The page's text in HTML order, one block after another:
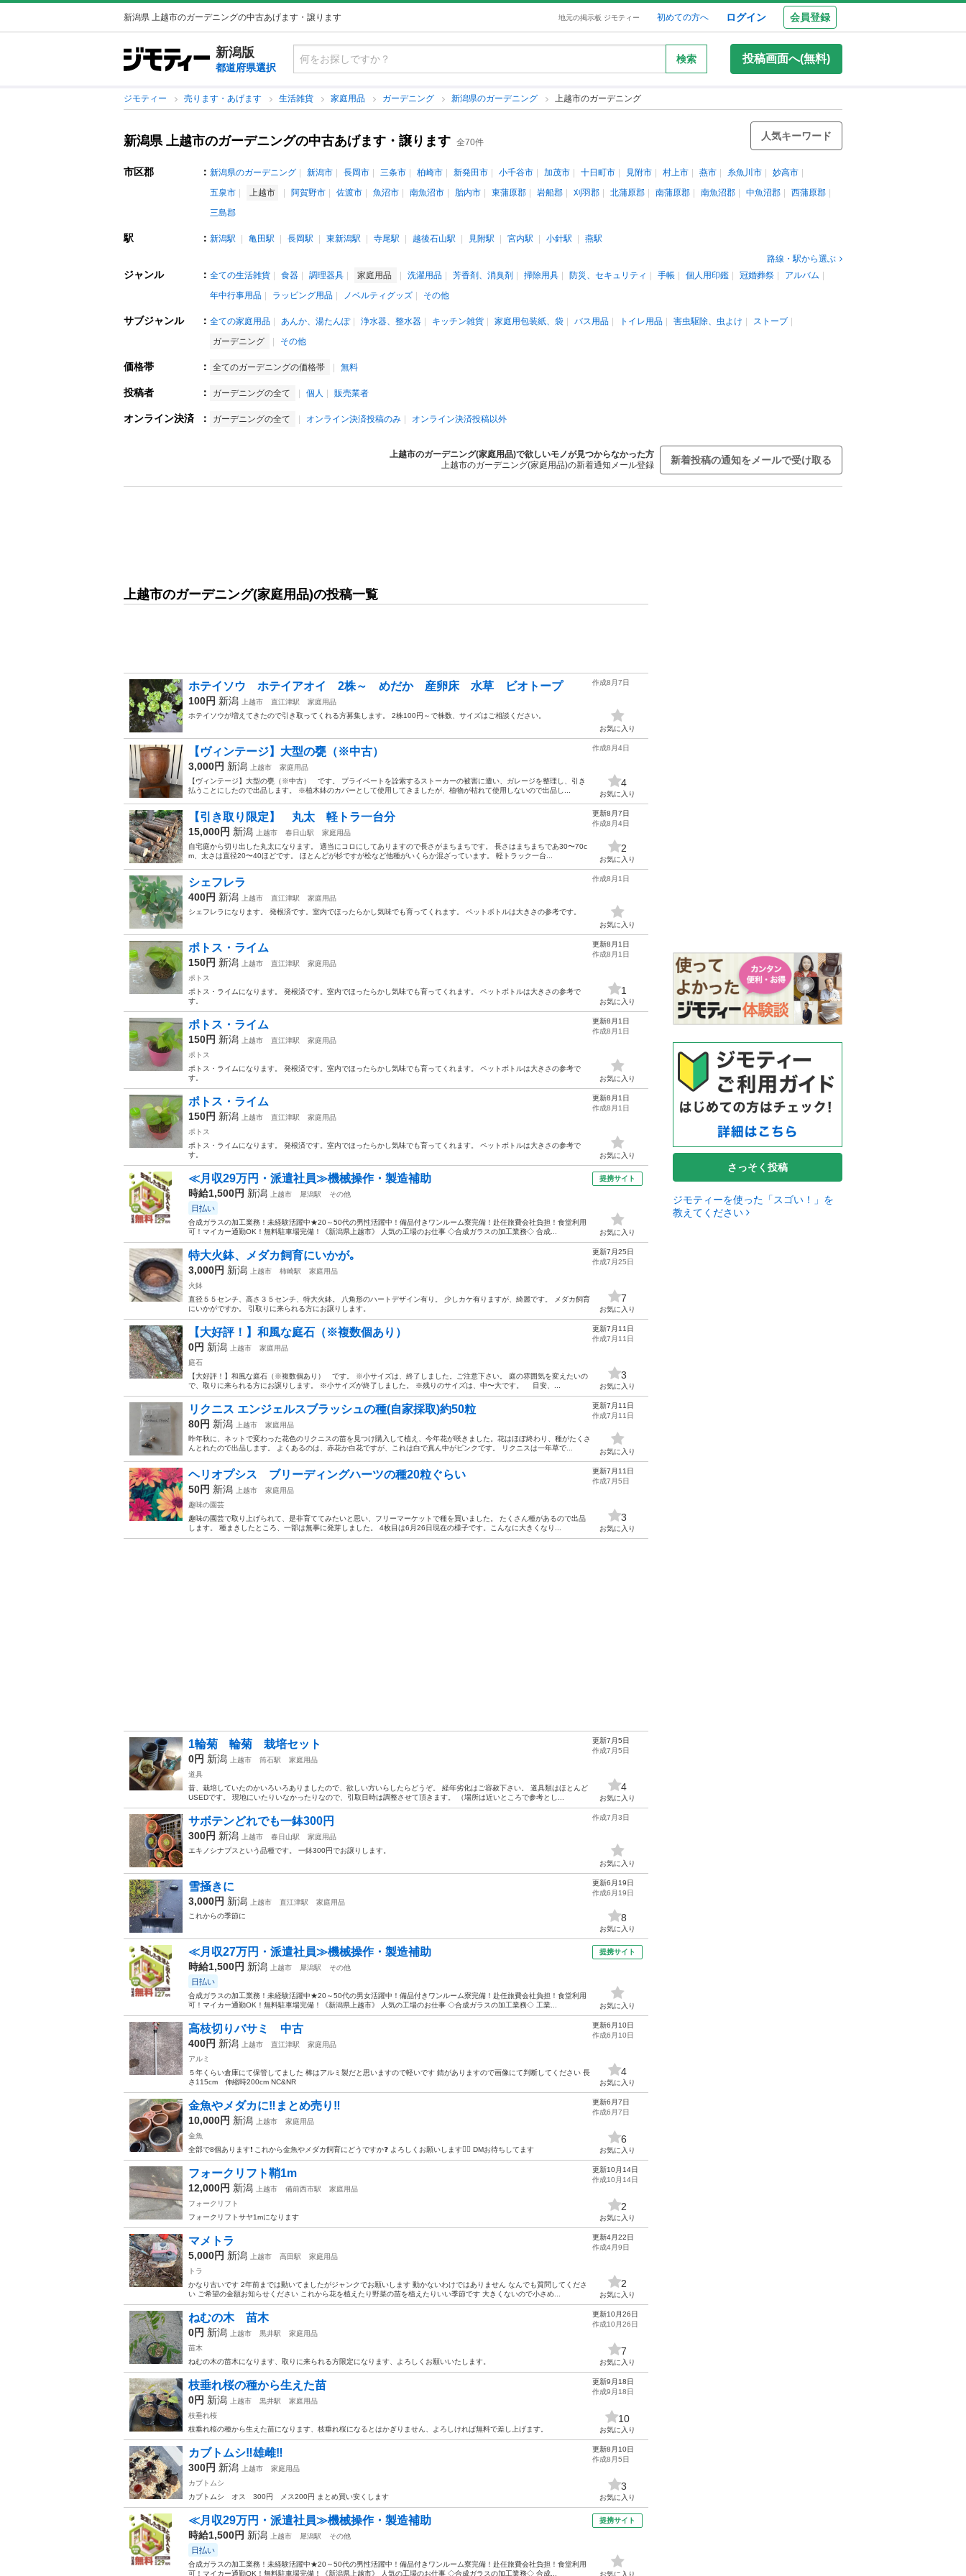
新潟県 上越市のガーデニングの中古あげます・譲ります 地元の掲示板 ジモティー 初めての方へ ログイン 会員登録
新潟版
都道府県選択
検索 投稿画面へ(無料)
ジモティー 売ります・あげます 生活雑貨 家庭用品 ガーデニング 新潟県のガーデニング 上越市のガーデニング
新潟県 上越市のガーデニングの中古あげます・譲ります 全70件
人気キーワード
市区郡 ： 新潟県のガーデニング 新潟市 長岡市 三条市 柏崎市 新発田市 小千谷市 加茂市 十日町市 見附市 村上市 燕市 糸魚川市
妙高市
五泉市
上越市 阿賀野市 佐渡市 魚沼市 南魚沼市 胎内市 東蒲原郡 岩船郡 刈羽郡 北蒲原郡 南蒲原郡 南魚沼郡 中魚沼郡
西蒲原郡
三島郡
駅 ： 新潟駅 亀田駅 長岡駅 東新潟駅 寺尾駅 越後石山駅 見附駅 宮内駅 小針駅
燕駅
路線・駅から選ぶ
ジャンル ： 全ての生活雑貨 食器 調理器具 家庭用品 洗濯用品 芳香剤、消臭剤 掃除用具 防災、セキュリティ 手帳 個人用印鑑 冠婚葬祭
アルバム
年中行事用品
ラッピング用品 ノベルティグッズ その他
サブジャンル ： 全ての家庭用品 あんか、湯たんぽ 浄水器、整水器 キッチン雑貨 家庭用包装紙、袋 バス用品 トイレ用品 害虫駆除、虫よけ
ストーブ
ガーデニング
その他
価格帯 ： 全てのガーデニングの価格帯 無料
投稿者 ： ガーデニングの全て 個人 販売業者
オンライン決済 ： ガーデニングの全て オンライン決済投稿のみ オンライン決済投稿以外
上越市のガーデニング(家庭用品)で欲しいモノが見つからなかった方
上越市のガーデニング(家庭用品)の新着通知メール登録
新着投稿の通知をメールで受け取る
上越市のガーデニング(家庭用品)の投稿一覧
ホテイソウ ホテイアオイ 2株～ めだか 産卵床 水草 ビオトープ
100円 新潟 上越市 直江津駅
家庭用品
ホテイソウが増えてきたので引き取ってくれる方募集します。 2株100円～で株数、サイズはご相談ください。
作成8月7日
お気に入り
【ヴィンテージ】大型の甕（※中古）
3,000円 新潟 上越市
家庭用品
【ヴィンテージ】大型の甕（※中古） です。 プライベートを詮索するストーカーの被害に遭い、ガレージを整理し、引き
払うことにしたので出品します。 ※植木鉢のカバーとして使用してきましたが、植物が枯れて使用しないので出品し...
作成8月4日
4
お気に入り
【引き取り限定】 丸太 軽トラ一台分
15,000円 新潟 上越市 春日山駅
家庭用品
自宅庭から切り出した丸太になります。 適当にコロにしてありますので長さがまちまちです。 長さはまちまちであ30〜70c
m、太さは直径20〜40ほどです。 ほとんどが杉ですが松など他種がいくらか混ざっています。 軽トラック一台...
更新8月7日
作成8月4日
2
お気に入り
シェフレラ
400円 新潟 上越市 直江津駅
家庭用品
シェフレラになります。 発根済です。室内でほったらかし気味でも育ってくれます。 ペットボトルは大きさの参考です。
作成8月1日
お気に入り
ポトス・ライム
150円 新潟 上越市 直江津駅
家庭用品
ポトス
ポトス・ライムになります。 発根済です。室内でほったらかし気味でも育ってくれます。 ペットボトルは大きさの参考で
す。
更新8月1日
作成8月1日
1
お気に入り
ポトス・ライム
150円 新潟 上越市 直江津駅
家庭用品
ポトス
ポトス・ライムになります。 発根済です。室内でほったらかし気味でも育ってくれます。 ペットボトルは大きさの参考で
す。
更新8月1日
作成8月1日
お気に入り
ポトス・ライム
150円 新潟 上越市 直江津駅
家庭用品
ポトス
ポトス・ライムになります。 発根済です。室内でほったらかし気味でも育ってくれます。 ペットボトルは大きさの参考で
す。
更新8月1日
作成8月1日
お気に入り
≪月収29万円・派遣社員≫機械操作・製造補助
時給1,500円 新潟 上越市 犀潟駅 その他
日払い
合成ガラスの加工業務！未経験活躍中★20～50代の男性活躍中！備品付きワンルーム寮完備！赴任旅費会社負担！食堂利用
可！マイカー通勤OK！無料駐車場完備！《新潟県上越市》 人気の工場のお仕事 ◇合成ガラスの加工業務◇ 合成...
提携サイト
お気に入り
特大火鉢、メダカ飼育にいかが｡
3,000円 新潟 上越市 柿崎駅
家庭用品
火鉢
直径５５センチ、高さ３５センチ、特大火鉢。 八角形のハートデザイン有り。 少しカケ有りますが、綺麗です。 メダカ飼育
にいかがですか。 引取りに来られる方にお譲りします。
更新7月25日
作成7月25日
7
お気に入り
【大好評！】和風な庭石（※複数個あり）
0円 新潟 上越市
家庭用品
庭石
【大好評！】和風な庭石（※複数個あり） です。 ※小サイズは、終了しました。ご注意下さい。 庭の雰囲気を変えたいの
で、取りに来られる方にお譲りします。 ※小サイズが終了しました。 ※残りのサイズは、中〜大です。 目安、...
更新7月11日
作成7月11日
3
お気に入り
リクニス エンジェルスブラッシュの種(自家採取)約50粒
80円 新潟 上越市
家庭用品
昨年秋に、ネットで変わった花色のリクニスの苗を見つけ購入して植え、今年花が咲きました。花はほぼ終わり、種がたくさ
んとれたので出品します。 よくあるのは、赤花か白花ですが、これは白で真ん中がピンクです。 リクニスは一年草で...
更新7月11日
作成7月11日
お気に入り
ヘリオプシス ブリーディングハーツの種20粒ぐらい
50円 新潟 上越市
家庭用品
趣味の園芸
趣味の園芸で取り上げられて、是非育ててみたいと思い、フリーマーケットで種を買いました。 たくさん種があるので出品
します。 種まきしたところ、一部は無事に発芽しました。 4枚目は6月26日現在の様子です。こんなに大きくなり...
更新7月11日
作成7月5日
3
お気に入り
1輪菊 輪菊 栽培セット
0円 新潟 上越市 筒石駅
家庭用品
道具
昔、栽培していたのかいろいろありましたので、欲しい方いらしたらどうぞ。 経年劣化はご容赦下さい。 道具類はほとんど
USEDです。 現地にいたりいなかったりなので、引取日時は調整させて頂きます。 （場所は近いところで参考とし...
更新7月5日
作成7月5日
4
お気に入り
サボテンどれでも一鉢300円
300円 新潟 上越市 春日山駅
家庭用品
エキノシナプスという品種です。 一鉢300円でお譲りします。
作成7月3日
お気に入り
雪掻きに
3,000円 新潟 上越市 直江津駅
家庭用品
これからの季節に
更新6月19日
作成6月19日
8
お気に入り
≪月収27万円・派遣社員≫機械操作・製造補助
時給1,500円 新潟 上越市 犀潟駅 その他
日払い
合成ガラスの加工業務！未経験活躍中★20～50代の男女活躍中！備品付きワンルーム寮完備！赴任旅費会社負担！食堂利用
可！マイカー通勤OK！無料駐車場完備！《新潟県上越市》 人気の工場のお仕事 ◇合成ガラスの加工業務◇ 工業...
提携サイト
お気に入り
高枝切りバサミ 中古
400円 新潟 上越市 直江津駅
家庭用品
アルミ
５年くらい倉庫にて保管してました 棒はアルミ製だと思いますので軽いです 錆がありますので画像にて判断してください 長
さ115cm 伸縮時200cm NC&NR
更新6月10日
作成6月10日
4
お気に入り
金魚やメダカに‼️まとめ売り‼️
10,000円 新潟 上越市
家庭用品
金魚
全部で8個あります❗️ これから金魚やメダカ飼育にどうですか❓ よろしくお願いします🙇‍♂️ DMお待ちしてます
更新6月7日
作成6月7日
6
お気に入り
フォークリフト鞘1m
12,000円 新潟 上越市 備前西市駅
家庭用品
フォークリフト
フォークリフトサヤ1mになります
更新10月14日
作成10月14日
2
お気に入り
マメトラ
5,000円 新潟 上越市 高田駅
家庭用品
トラ
かなり古いです 2年前までは動いてましたがジャンクでお願いします 動かないわけではありません なんでも質問してくださ
い ご希望の金額お知らせください これから花を植えたり野菜の苗を植えたりいい季節です 大きくないので小さめ...
更新4月22日
作成4月9日
2
お気に入り
ねむの木 苗木
0円 新潟 上越市 黒井駅
家庭用品
苗木
ねむの木の苗木になります、取りに来られる方限定になります、よろしくお願いいたします。
更新10月26日
作成10月26日
7
お気に入り
枝垂れ桜の種から生えた苗
0円 新潟 上越市 黒井駅
家庭用品
枝垂れ桜
枝垂れ桜の種から生えた苗になります、枝垂れ桜になるとはかぎりません、よろしければ無料で差し上げます。
更新9月18日
作成9月18日
10
お気に入り
カブトムシ‼️雄雌‼️
300円 新潟 上越市
家庭用品
カブトムシ
カブトムシ オス 300円 メス200円 まとめ買い安くします
更新8月10日
作成8月5日
3
お気に入り
≪月収29万円・派遣社員≫機械操作・製造補助
時給1,500円 新潟 上越市 犀潟駅 その他
日払い
合成ガラスの加工業務！未経験活躍中★20～50代の男性活躍中！備品付きワンルーム寮完備！赴任旅費会社負担！食堂利用
可！マイカー通勤OK！無料駐車場完備！《新潟県上越市》 人気の工場のお仕事 ◇合成ガラスの加工業務◇ 合成...
提携サイト
お気に入り
さっそく投稿
ジモティーを使った「スゴい！」を
教えてください